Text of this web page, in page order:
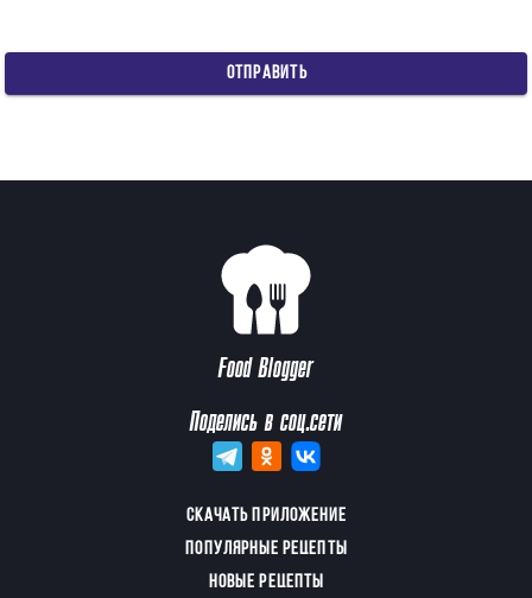
ОТПРАВИТЬ
Food Blogger
Поделись в соц.сети
СКАЧАТЬ ПРИЛОЖЕНИЕ
ПОПУЛЯРНЫЕ РЕЦЕПТЫ
НОВЫЕ РЕЦЕПТЫ